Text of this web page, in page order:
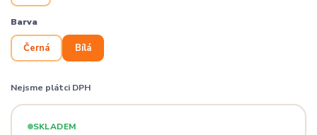
Barva
Černá Bílá
Nejsme plátci DPH
SKLADEM